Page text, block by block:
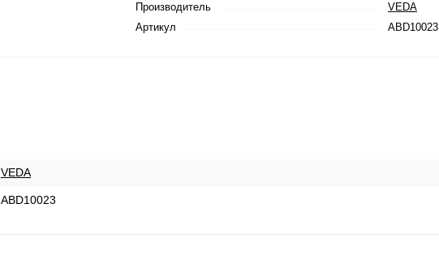
Производитель
VEDA
Артикул
ABD10023
VEDA
ABD10023